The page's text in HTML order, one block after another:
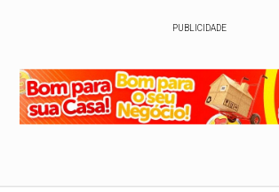
PUBLICIDADE